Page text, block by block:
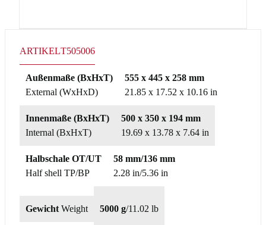
ARTIKELT505006
Außenmaße (BxHxT)
External (WxHxD)
555 x 445 x 258 mm
21.85 x 17.52 x 10.16 in
Innenmaße (BxHxT)
Internal (BxHxT)
500 x 350 x 194 mm
19.69 x 13.78 x 7.64 in
Halbschale OT/UT
Half shell TP/BP
58 mm/136 mm
2.28 in/5.36 in
Gewicht Weight 5000 g/11.02 lb